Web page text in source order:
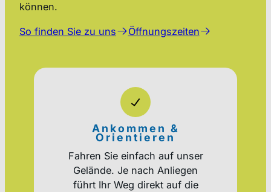
können.
So finden Sie zu uns Öffnungszeiten
Ankommen &
Orientieren
Fahren Sie einfach auf unser
Gelände. Je nach Anliegen
führt Ihr Weg direkt auf die